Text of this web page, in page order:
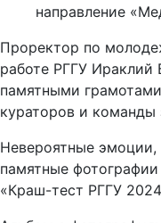
Проректор по
работе РГГУ Ираклий
памятными
кураторов и
Невероятные
памятные
«Краш-тест РГГУ
Альбом с